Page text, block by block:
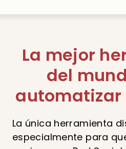
La mejor
del
automatizar
La única herramienta
especialmente para